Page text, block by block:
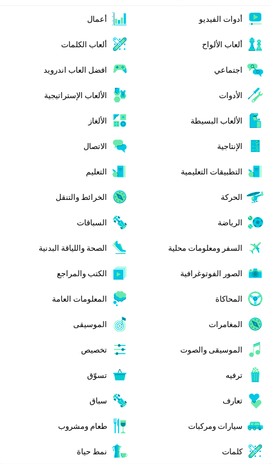
أدوات الفيديو أعمال
ألعاب الألواح ألعاب الكلمات
اجتماعي افضل العاب اندرويد
الأدوات الألعاب الإستراتيجية
الألعاب البسيطة الألغاز
الإنتاجية الاتصال
التطبيقات التعليمية التعليم
الحركة الخرائط والتنقل
الرياضة السباقات
السفر ومعلومات محلية الصحة واللياقة البدنية
الصور الفوتوغرافية الكتب والمراجع
المحاكاة المعلومات العامة
المغامرات الموسيقى
الموسيقى والصوت تخصيص
ترفيه تسوّق
تعارف سباق
سيارات ومركبات طعام ومشروب
كلمات نمط حياة